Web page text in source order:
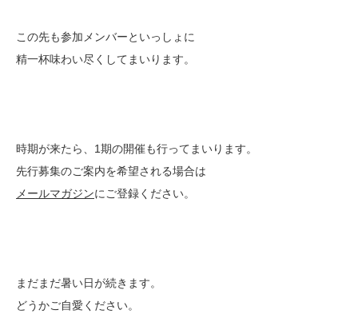
この先も参加メンバーといっしょに
精一杯味わい尽くしてまいります。
時期が来たら、1期の開催も行ってまいります。
先行募集のご案内を希望される場合は
メールマガジンにご登録ください。
まだまだ暑い日が続きます。
どうかご自愛ください。